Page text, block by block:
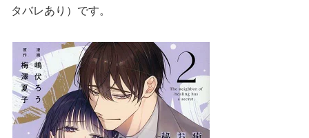
タバレあり）です。